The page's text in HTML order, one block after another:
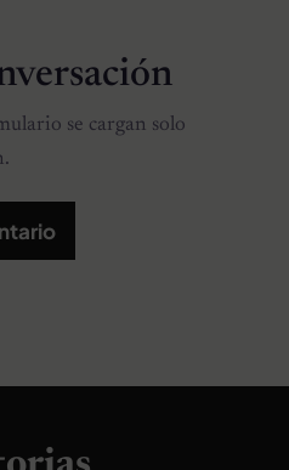
se cargan solo